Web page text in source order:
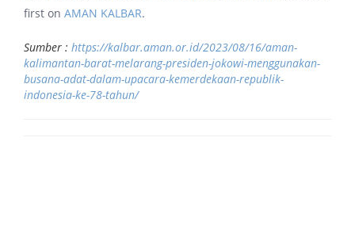
first on AMAN KALBAR.
Sumber : https://kalbar.aman.or.id/2023/08/16/aman-
kalimantan-barat-melarang-presiden-jokowi-menggunakan-
busana-adat-dalam-upacara-kemerdekaan-republik-
indonesia-ke-78-tahun/